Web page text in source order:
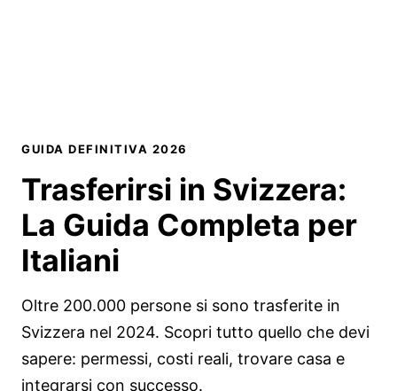
GUIDA DEFINITIVA 2026
Trasferirsi in Svizzera:
La Guida Completa per
Italiani
Oltre 200.000 persone si sono trasferite in
Svizzera nel 2024. Scopri tutto quello che devi
sapere: permessi, costi reali, trovare casa e
integrarsi con successo.